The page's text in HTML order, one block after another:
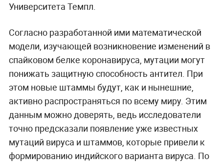
Университета Темпл.
Согласно разработанной ими математической
модели, изучающей возникновение изменений в
спайковом белке коронавируса, мутации могут
понижать защитную способность антител. При
этом новые штаммы будут, как и нынешние,
активно распространяться по всему миру. Этим
данным можно доверять, ведь исследователи
точно предсказали появление уже известных
мутаций вируса и штаммов, которые привели к
формированию индийского варианта вируса. По